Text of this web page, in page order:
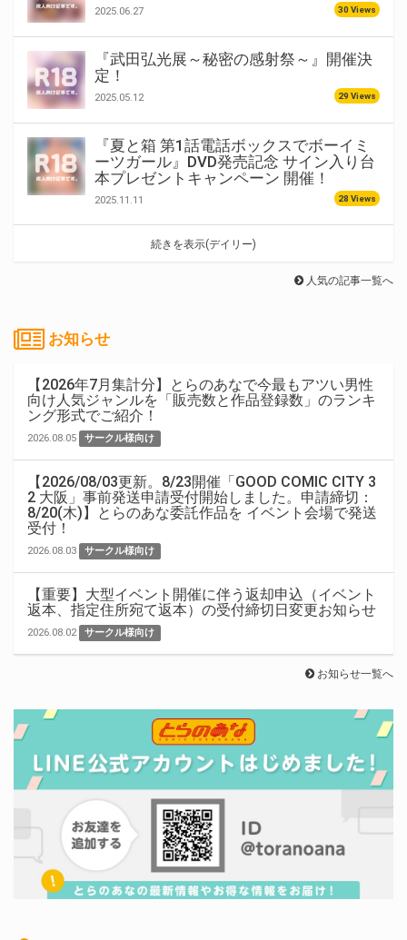
2025.06.27 30 Views
『武田弘光展～秘密の感射祭～』開催決
定！
2025.05.12 29 Views
『夏と箱 第1話電話ボックスでボーイミ
ーツガール』DVD発売記念 サイン入り台
本プレゼントキャンペーン 開催！
2025.11.11 28 Views
続きを表示(デイリー)
人気の記事一覧へ
お知らせ
【2026年7月集計分】とらのあなで今最もアツい男性
向け人気ジャンルを「販売数と作品登録数」のランキ
ング形式でご紹介！
2026.08.05 サークル様向け
【2026/08/03更新。8/23開催「GOOD COMIC CITY 3
2 大阪」事前発送申請受付開始しました。申請締切：
8/20(木)】とらのあな委託作品を イベント会場で発送
受付！
2026.08.03 サークル様向け
【重要】大型イベント開催に伴う返却申込（イベント
返本、指定住所宛て返本）の受付締切日変更お知らせ
2026.08.02 サークル様向け
お知らせ一覧へ